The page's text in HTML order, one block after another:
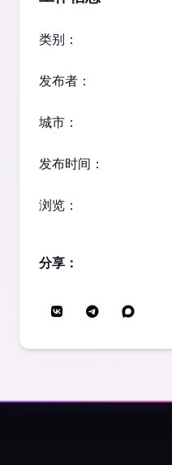
类别：
发布者：
城市：
发布时间：
浏览：
分享：